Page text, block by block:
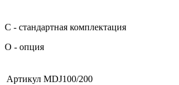
С - стандартная комплектация
О - опция
Артикул MDJ100/200